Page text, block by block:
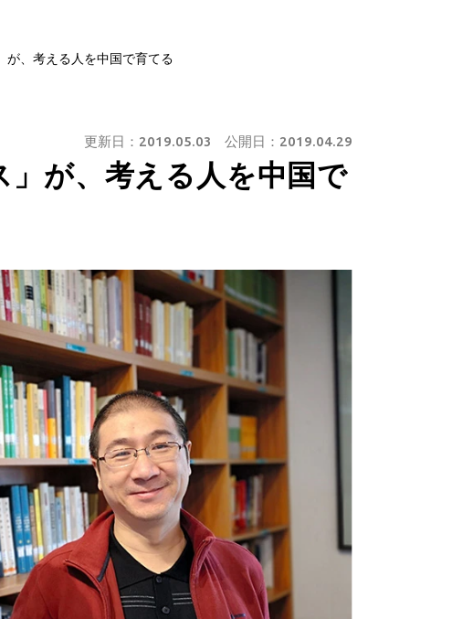
が、考える人を中国で育てる
」が、考える人を中国で
更新日： 2019.05.03 公開日： 2019.04.29